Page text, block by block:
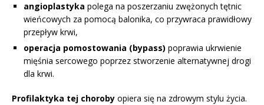
angioplastyka polega na poszerzaniu zwężonych tętnic
wieńcowych za pomocą balonika, co przywraca prawidłowy
przepływ krwi,
operacja pomostowania (bypass) poprawia ukrwienie
mięśnia sercowego poprzez stworzenie alternatywnej drogi
dla krwi.
Profilaktyka tej choroby opiera się na zdrowym stylu życia.